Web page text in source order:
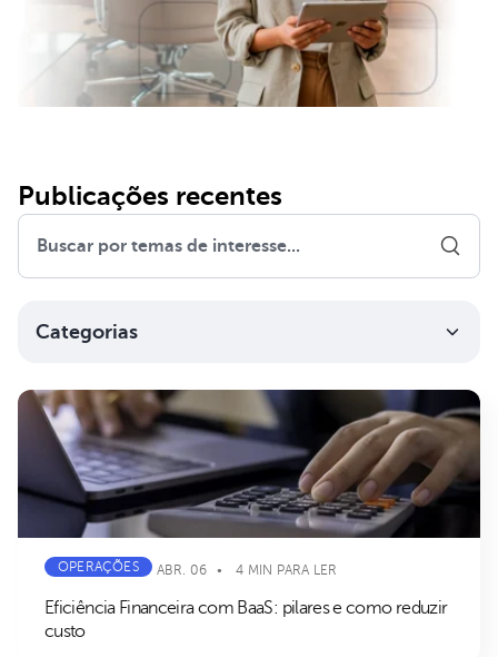
Publicações recentes
Categorias
OPERAÇÕES ABR. 06 4 MIN PARA LER
Eficiência Financeira com BaaS: pilares e como reduzir
custo